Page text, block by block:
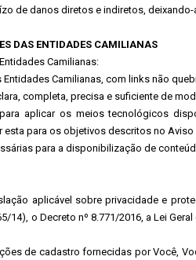
de danos diretos e indiretos,
DAS ENTIDADES CAMILIANAS
Camilianas:
Camilianas, com links não
completa, precisa e suficiente de
aplicar os meios tecnológicos
para os objetivos descritos no Aviso
para a disponibilização de
aplicável sobre privacidade e
14), o Decreto nº 8.771/2016, a Lei
de cadastro fornecidas por Você,